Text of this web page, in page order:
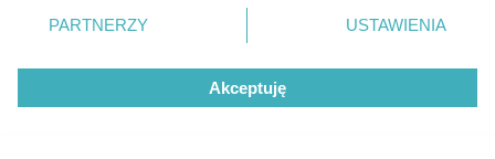
zmienić/wycofać klikając przycisk ustawień prywatności
znajdujący się w lewym dolnym rogu strony
rodzaje przetwarzania danych nie wymagają zgody
użytkownika, ale masz prawo sprzeciwić się takiemu
przetwarzaniu. Preferencje będą miały zastosowanie tylko
PARTNERZY USTAWIENIA
Akceptuję